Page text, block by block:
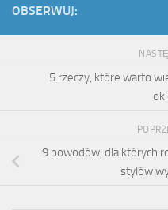
OBSERWUJ:
5 rzeczy, które warto
9 powodów, dla których
stylów